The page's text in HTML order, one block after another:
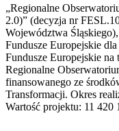
„Regionalne
2.0)” (decyzja nr
Województwa
Fundusze Europejskie
Fundusze Europejskie na
Regionalne
finansowanego ze
Transformacji. Okres
Wartość projektu: 11 420